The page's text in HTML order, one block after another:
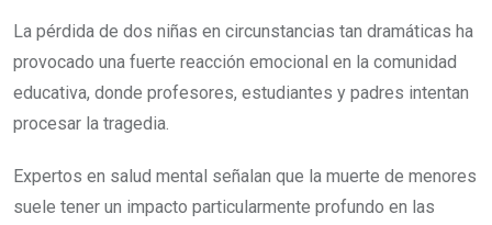
La pérdida de dos niñas en circunstancias tan dramáticas ha
provocado una fuerte reacción emocional en la comunidad
educativa, donde profesores, estudiantes y padres intentan
procesar la tragedia.
Expertos en salud mental señalan que la muerte de menores
suele tener un impacto particularmente profundo en las